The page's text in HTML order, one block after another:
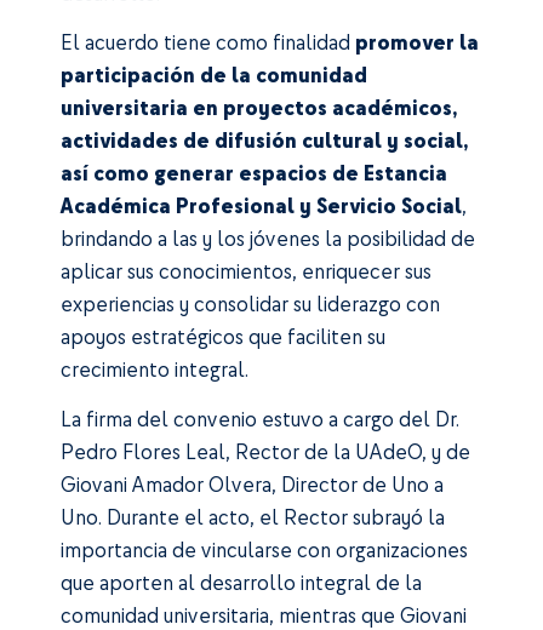
El acuerdo tiene como finalidad promover la
participación de la comunidad
universitaria en proyectos académicos,
actividades de difusión cultural y social,
así como generar espacios de Estancia
Académica Profesional y Servicio Social,
brindando a las y los jóvenes la posibilidad de
aplicar sus conocimientos, enriquecer sus
experiencias y consolidar su liderazgo con
apoyos estratégicos que faciliten su
crecimiento integral.
La firma del convenio estuvo a cargo del Dr.
Pedro Flores Leal, Rector de la UAdeO, y de
Giovani Amador Olvera, Director de Uno a
Uno. Durante el acto, el Rector subrayó la
importancia de vincularse con organizaciones
que aporten al desarrollo integral de la
comunidad universitaria, mientras que Giovani